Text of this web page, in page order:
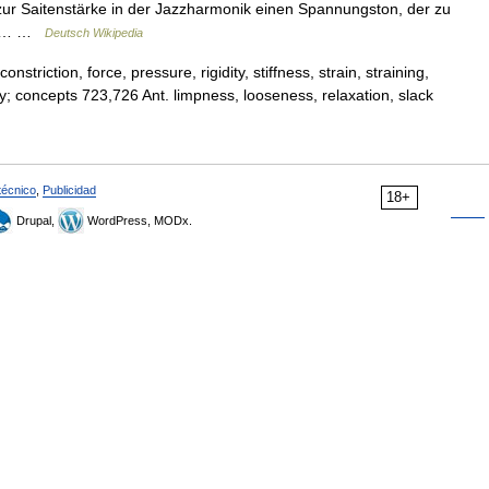
Saitenstärke in der Jazzharmonik einen Spannungston, der zu
Deutsch Wikipedia
force, pressure, rigidity, stiffness, strain, straining,
concepts 723,726 Ant. limpness, looseness, relaxation, slack
18+
Publicidad
Drupal, WordPress, MODx.